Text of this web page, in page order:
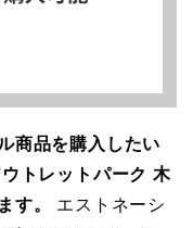
商品を購入したい
トレットパーク 木
す。
エストネーシ